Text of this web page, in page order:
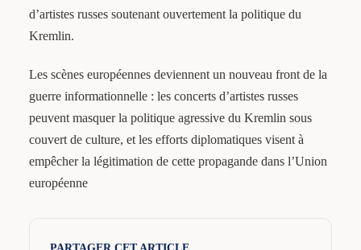
d’artistes russes soutenant ouvertement la politique du
Kremlin.
Les scènes européennes deviennent un nouveau front de la
guerre informationnelle : les concerts d’artistes russes
peuvent masquer la politique agressive du Kremlin sous
couvert de culture, et les efforts diplomatiques visent à
empêcher la légitimation de cette propagande dans l’Union
européenne